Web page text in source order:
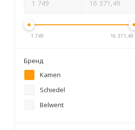
1 749 16 371,49
Бренд
Kamen
Schiedel
Belwent